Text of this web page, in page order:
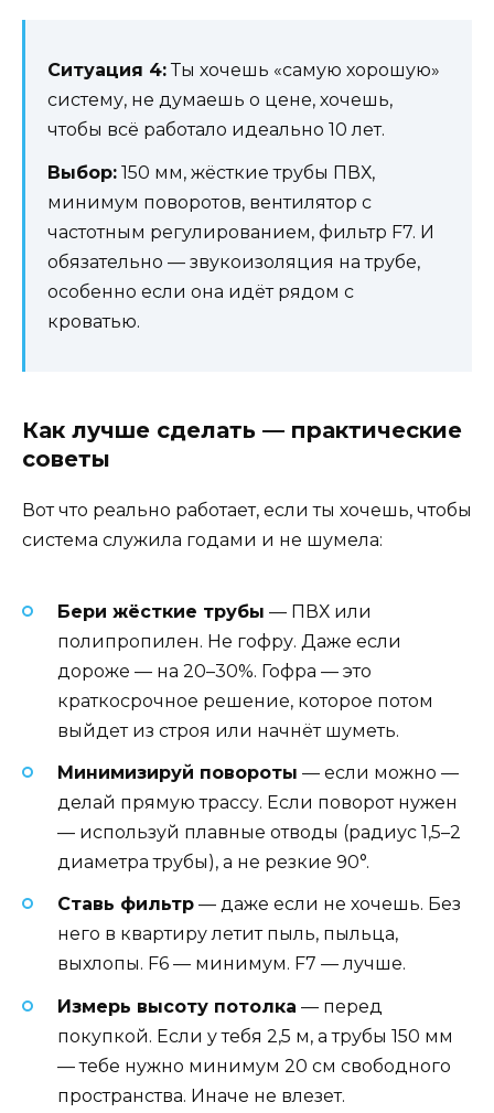
Ситуация 4:Ты хочешь «самую хорошую»
систему, не думаешь о цене, хочешь,
чтобы всё работало идеально 10 лет.
Выбор: 150 мм, жёсткие трубы ПВХ,
минимум поворотов, вентилятор с
частотным регулированием, фильтр F7. И
обязательно — звукоизоляция на трубе,
особенно если она идёт рядом с
кроватью.
Как лучше сделать — практические
советы
Вот что реально работает, если ты хочешь, чтобы
система служила годами и не шумела:
Бери жёсткие трубы — ПВХ или
полипропилен. Не гофру. Даже если
дороже — на 20–30%. Гофра — это
краткосрочное решение, которое потом
выйдет из строя или начнёт шуметь.
Минимизируй повороты — если можно —
делай прямую трассу. Если поворот нужен
— используй плавные отводы (радиус 1,5–2
диаметра трубы), а не резкие 90°.
Ставь фильтр — даже если не хочешь. Без
него в квартиру летит пыль, пыльца,
выхлопы. F6 — минимум. F7 — лучше.
Измерь высоту потолка — перед
покупкой. Если у тебя 2,5 м, а трубы 150 мм
— тебе нужно минимум 20 см свободного
пространства. Иначе не влезет.